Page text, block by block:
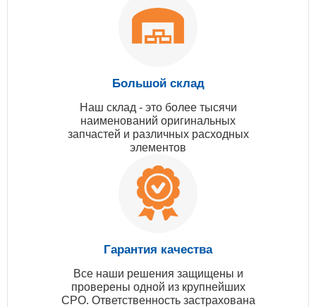
Большой склад
Наш склад - это более тысячи
наименований оригинальных
запчастей и различных расходных
элементов
Гарантия качества
Все наши решения защищены и
проверены одной из крупнейших
СРО. Ответственность застрахована